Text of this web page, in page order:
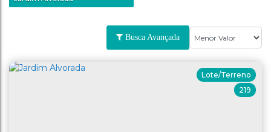
Busca Avançada
219
Lote/Terreno